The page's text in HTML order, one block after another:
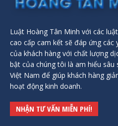
Luật Hoàng Tân Minh với các
cao cấp cam kết sẽ đáp ứng các
của khách hàng với chất lượng
bật của chúng tôi là am hiểu sâu
Việt Nam để giúp khách hàng
hoạt động kinh doanh.
NHẬN TƯ VẤN MIỄN PHÍ!